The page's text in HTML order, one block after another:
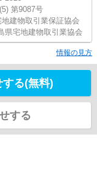
第9087号
建物取引業保証協会
県宅地建物取引業協会
情報の見方
る(無料)
する